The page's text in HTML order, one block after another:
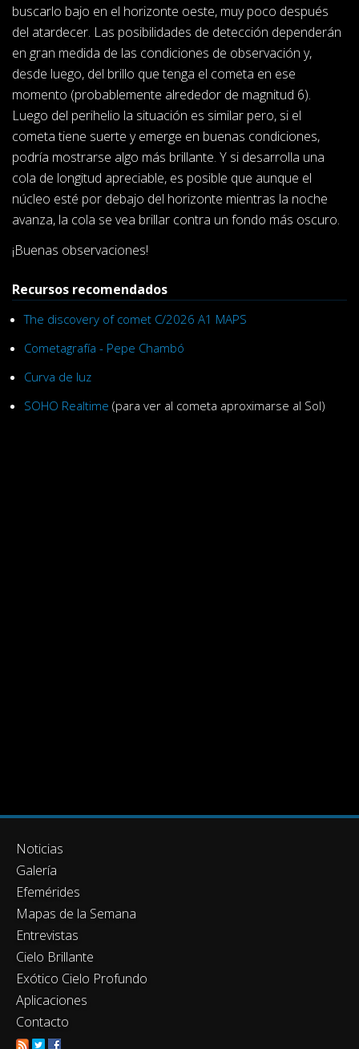
buscarlo bajo en el horizonte oeste, muy poco después
del atardecer. Las posibilidades de detección dependerán
en gran medida de las condiciones de observación y,
desde luego, del brillo que tenga el cometa en ese
momento (probablemente alrededor de magnitud 6).
Luego del perihelio la situación es similar pero, si el
cometa tiene suerte y emerge en buenas condiciones,
podría mostrarse algo más brillante. Y si desarrolla una
cola de longitud apreciable, es posible que aunque el
núcleo esté por debajo del horizonte mientras la noche
avanza, la cola se vea brillar contra un fondo más oscuro.
¡Buenas observaciones!
Recursos recomendados
The discovery of comet C/2026 A1 MAPS
Cometagrafía - Pepe Chambó
Curva de luz
SOHO Realtime (para ver al cometa aproximarse al Sol)
Noticias
Galería
Efemérides
Mapas de la Semana
Entrevistas
Cielo Brillante
Exótico Cielo Profundo
Aplicaciones
Contacto